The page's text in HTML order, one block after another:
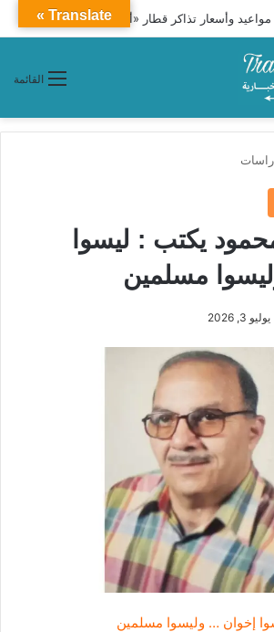
10 توقفات فقط.. مواعيد وأسعار تذاكر قطار «أبو الهول» 2014 من القاهرة إلى الصعيد وأسوان
القائمة
يكتب : ليسوا
مسلمين
يوليو 3, 2026
إخوان … وليسوا مسلمين
Translate »